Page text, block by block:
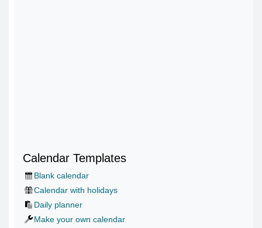
Calendar Templates
Blank calendar
Calendar with holidays
Daily planner
Make your own calendar